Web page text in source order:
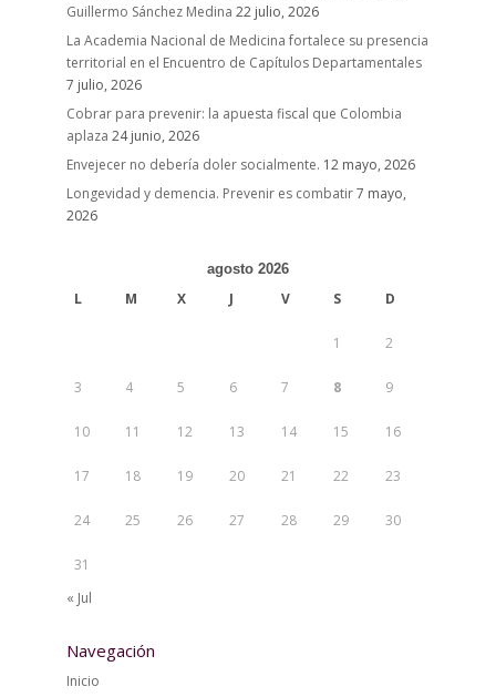
Guillermo Sánchez Medina 22 julio, 2026
La Academia Nacional de Medicina fortalece su presencia
territorial en el Encuentro de Capítulos Departamentales
7 julio, 2026
Cobrar para prevenir: la apuesta fiscal que Colombia
aplaza 24 junio, 2026
Envejecer no debería doler socialmente. 12 mayo, 2026
Longevidad y demencia. Prevenir es combatir7 mayo,
2026
agosto 2026
L M X J V S D
1 2
3 4 5 6 7 8 9
10 11 12 13 14 15 16
17 18 19 20 21 22 23
24 25 26 27 28 29 30
31
« Jul
Navegación
Inicio